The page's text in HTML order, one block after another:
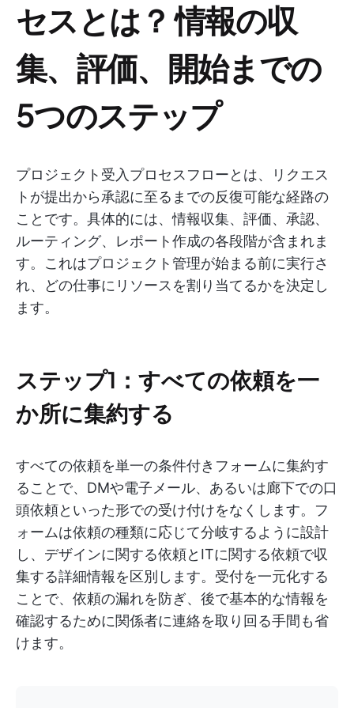
セスとは？ 情報の収
集、評価、開始までの
5つのステップ
プロジェクト受入プロセスフローとは、リクエス
トが提出から承認に至るまでの反復可能な経路の
ことです。具体的には、情報収集、評価、承認、
ルーティング、レポート作成の各段階が含まれま
す。これはプロジェクト管理が始まる前に実行さ
れ、どの仕事にリソースを割り当てるかを決定し
ます。
ステップ1：すべての依頼を一
か所に集約する
すべての依頼を単一の条件付きフォームに集約す
ることで、DMや電子メール、あるいは廊下での口
頭依頼といった形での受け付けをなくします。フ
ォームは依頼の種類に応じて分岐するように設計
し、デザインに関する依頼とITに関する依頼で収
集する詳細情報を区別します。受付を一元化する
ことで、依頼の漏れを防ぎ、後で基本的な情報を
確認するために関係者に連絡を取り回る手間も省
けます。